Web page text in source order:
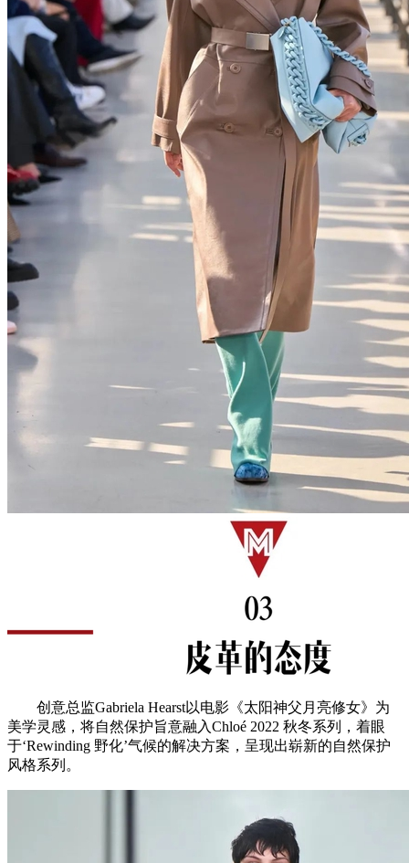
创意总监Gabriela Hearst以电影《太阳神父月亮修女》为
美学灵感，将自然保护旨意融入Chloé 2022 秋冬系列，着眼
于‘Rewinding 野化’气候的解决方案，呈现出崭新的自然保护
风格系列。